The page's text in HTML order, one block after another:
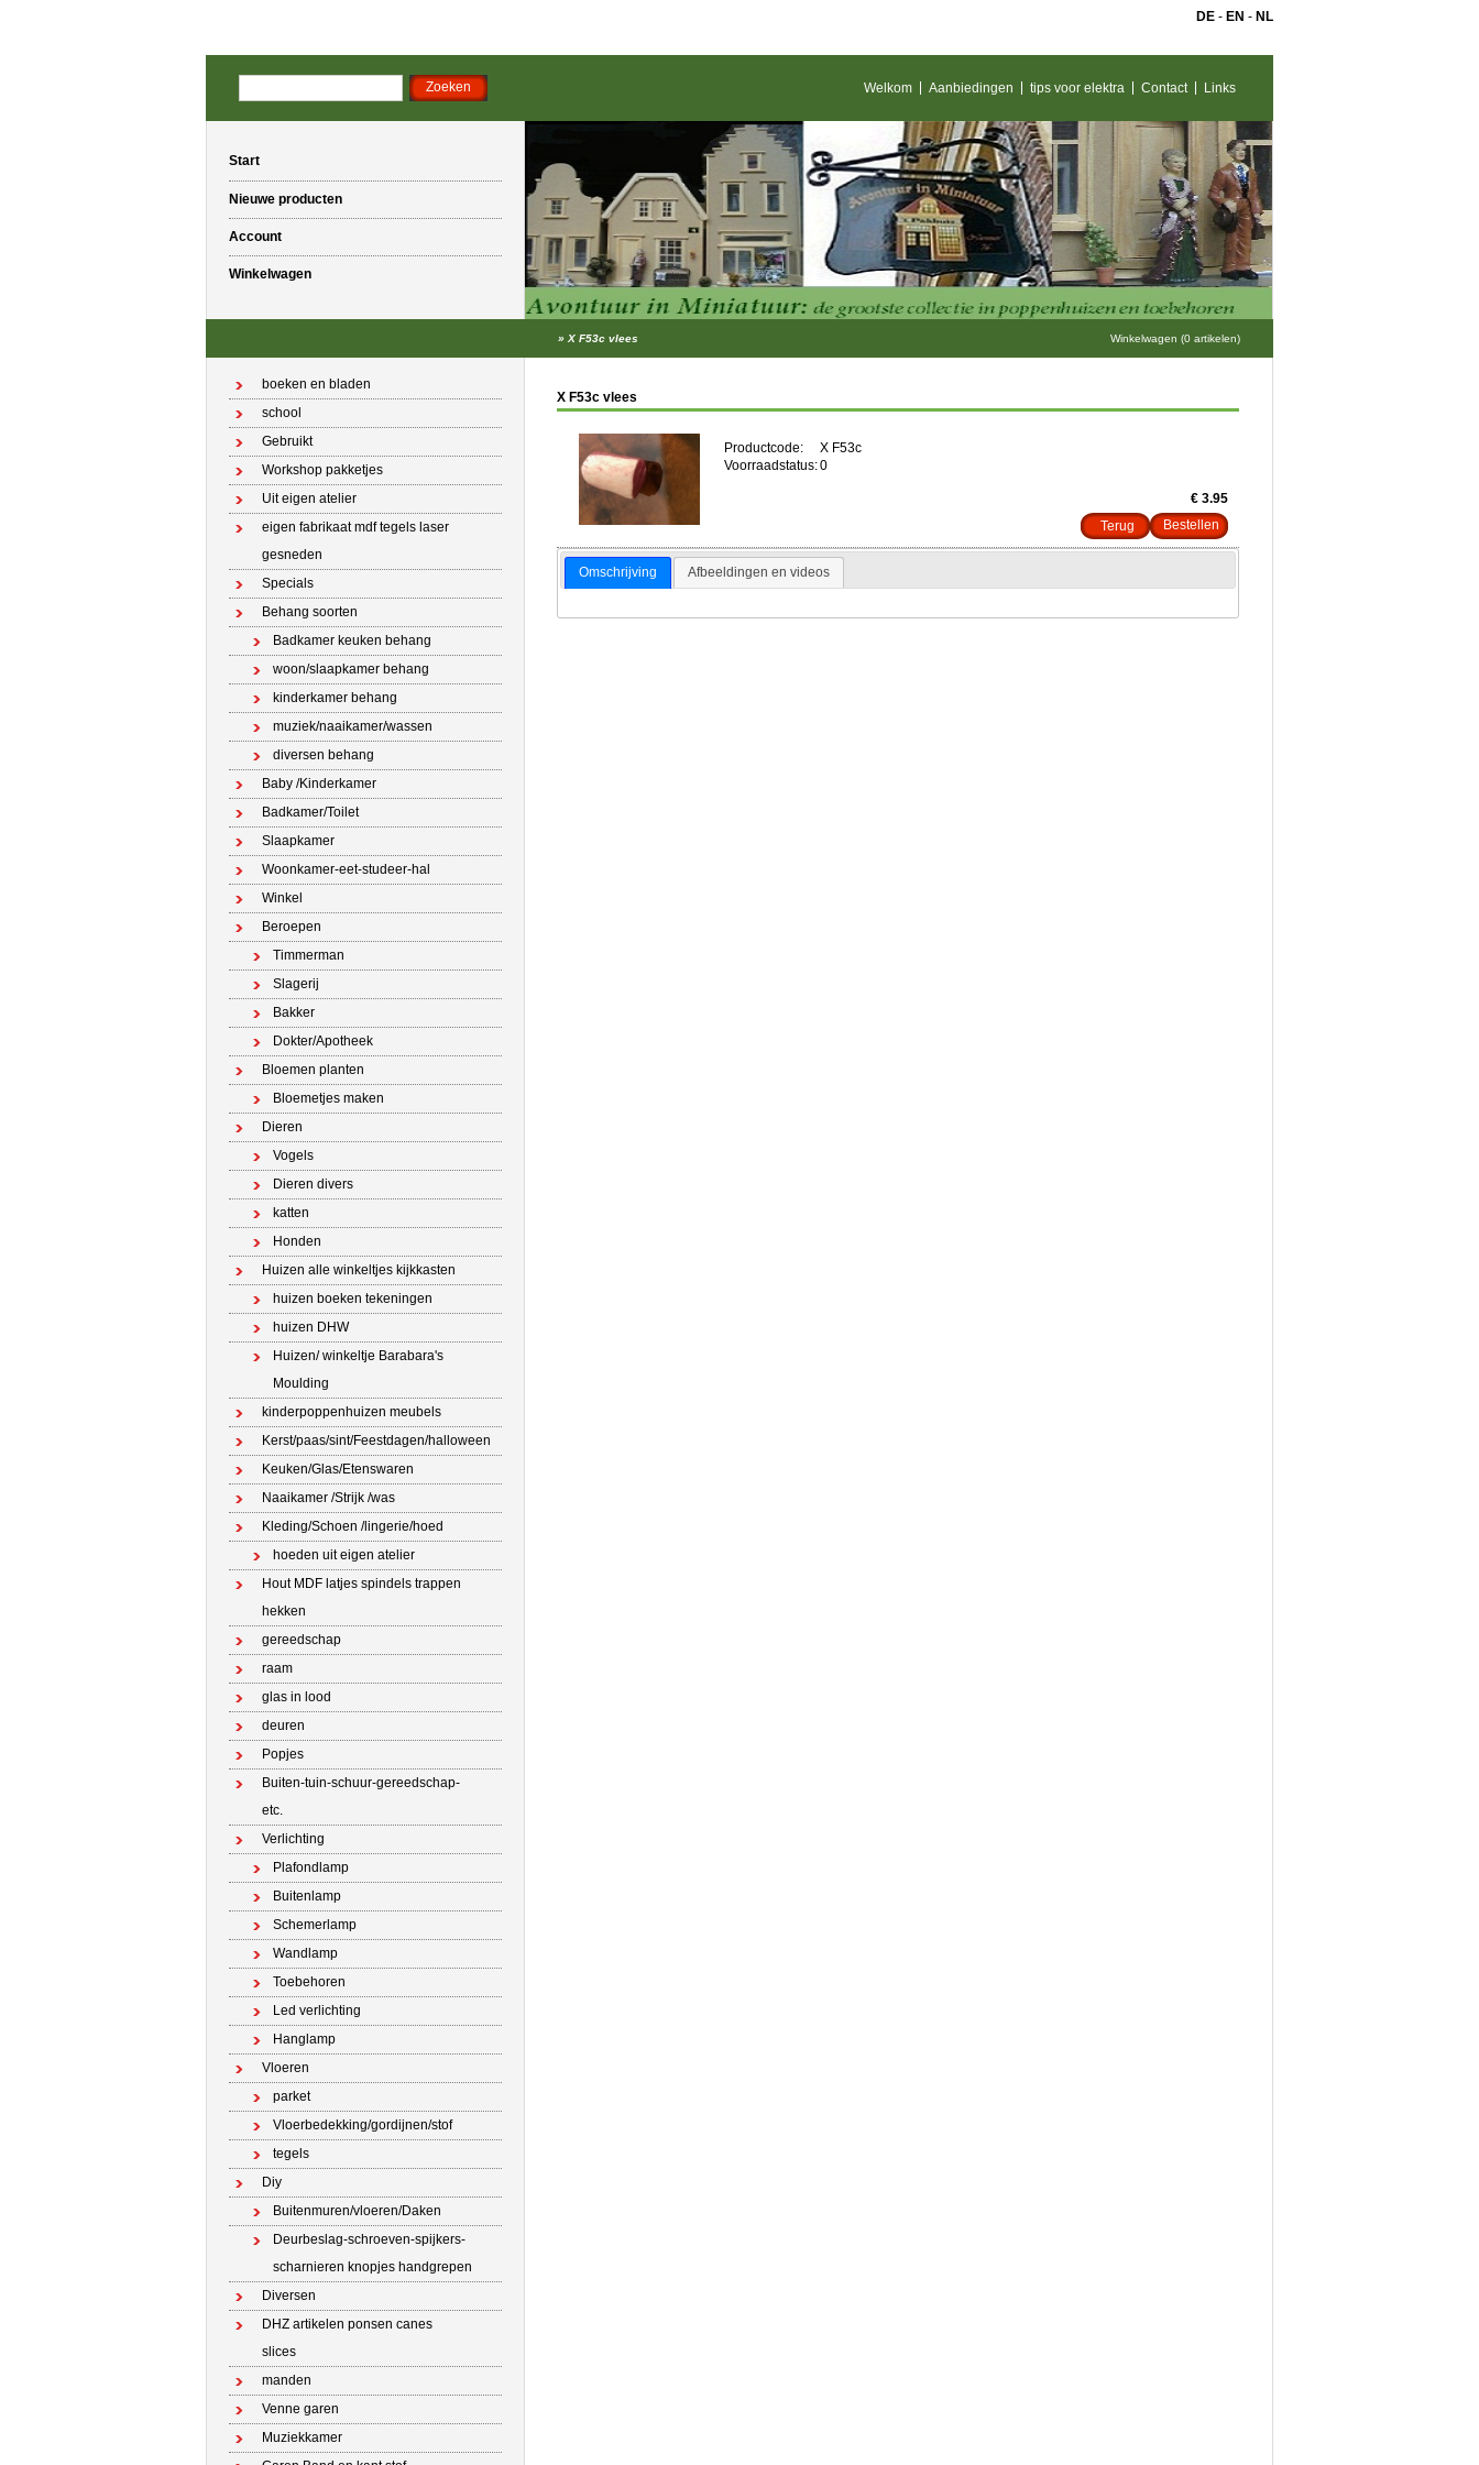
DE - EN - NL
Welkom Aanbiedingen tips voor elektra Contact Links
Start
Nieuwe producten
Account
Winkelwagen
» X F53c vlees Winkelwagen (0 artikelen)
boeken en bladen
school
Gebruikt
Workshop pakketjes
Uit eigen atelier
eigen fabrikaat mdf tegels laser
gesneden
Specials
Behang soorten
Badkamer keuken behang
woon/slaapkamer behang
kinderkamer behang
muziek/naaikamer/wassen
diversen behang
Baby /Kinderkamer
Badkamer/Toilet
Slaapkamer
Woonkamer-eet-studeer-hal
Winkel
Beroepen
Timmerman
Slagerij
Bakker
Dokter/Apotheek
Bloemen planten
Bloemetjes maken
Dieren
Vogels
Dieren divers
katten
Honden
Huizen alle winkeltjes kijkkasten
huizen boeken tekeningen
huizen DHW
Huizen/ winkeltje Barabara's
Moulding
kinderpoppenhuizen meubels
Kerst/paas/sint/Feestdagen/halloween
Keuken/Glas/Etenswaren
Naaikamer /Strijk /was
Kleding/Schoen /lingerie/hoed
hoeden uit eigen atelier
Hout MDF latjes spindels trappen
hekken
gereedschap
raam
glas in lood
deuren
Popjes
Buiten-tuin-schuur-gereedschap-
etc.
Verlichting
Plafondlamp
Buitenlamp
Schemerlamp
Wandlamp
Toebehoren
Led verlichting
Hanglamp
Vloeren
parket
Vloerbedekking/gordijnen/stof
tegels
Diy
Buitenmuren/vloeren/Daken
Deurbeslag-schroeven-spijkers-
scharnieren knopjes handgrepen
Diversen
DHZ artikelen ponsen canes
slices
manden
Venne garen
Muziekkamer
X F53c vlees
Productcode:
X F53c
Voorraadstatus:0
€ 3.95
Terug
Omschrijving Afbeeldingen en videos